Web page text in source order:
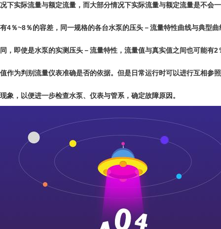
况下实际流量与额定流量，而大部分情况下实际流量与额定流量是不会
有4％~8％的容差，同一规格的各台水泵的压头－流量特性曲线与典型
同，即使是水泵的实测压头－流量特性，流量值与真实值之间也可能有
值作为判别流量仪表准确是否的依据。但是日常运行时可以进行互相参
现象，以便进一步检查水泵、仪表与管系，确定故障原因。